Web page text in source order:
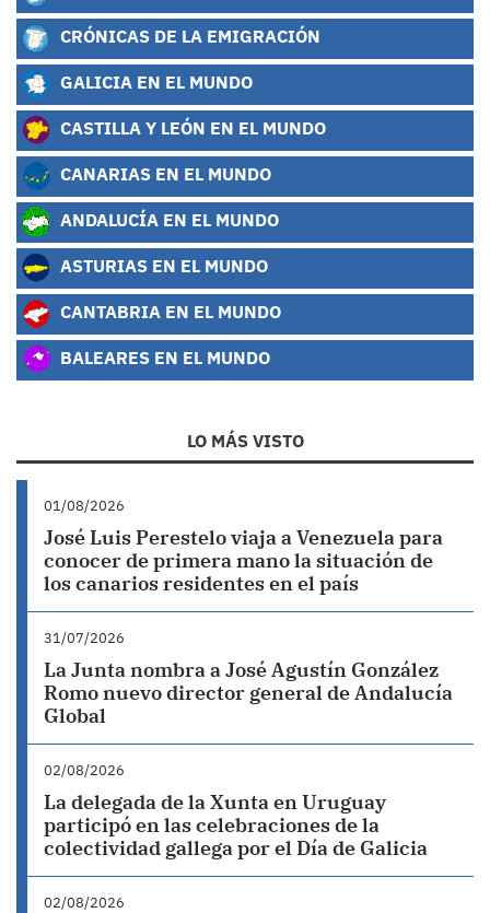
CRÓNICAS DE LA EMIGRACIÓN
GALICIA EN EL MUNDO
CASTILLA Y LEÓN EN EL MUNDO
CANARIAS EN EL MUNDO
ANDALUCÍA EN EL MUNDO
ASTURIAS EN EL MUNDO
CANTABRIA EN EL MUNDO
BALEARES EN EL MUNDO
LO MÁS VISTO
01/08/2026
José Luis Perestelo viaja a Venezuela para
conocer de primera mano la situación de
los canarios residentes en el país
31/07/2026
La Junta nombra a José Agustín González
Romo nuevo director general de Andalucía
Global
02/08/2026
La delegada de la Xunta en Uruguay
participó en las celebraciones de la
colectividad gallega por el Día de Galicia
02/08/2026